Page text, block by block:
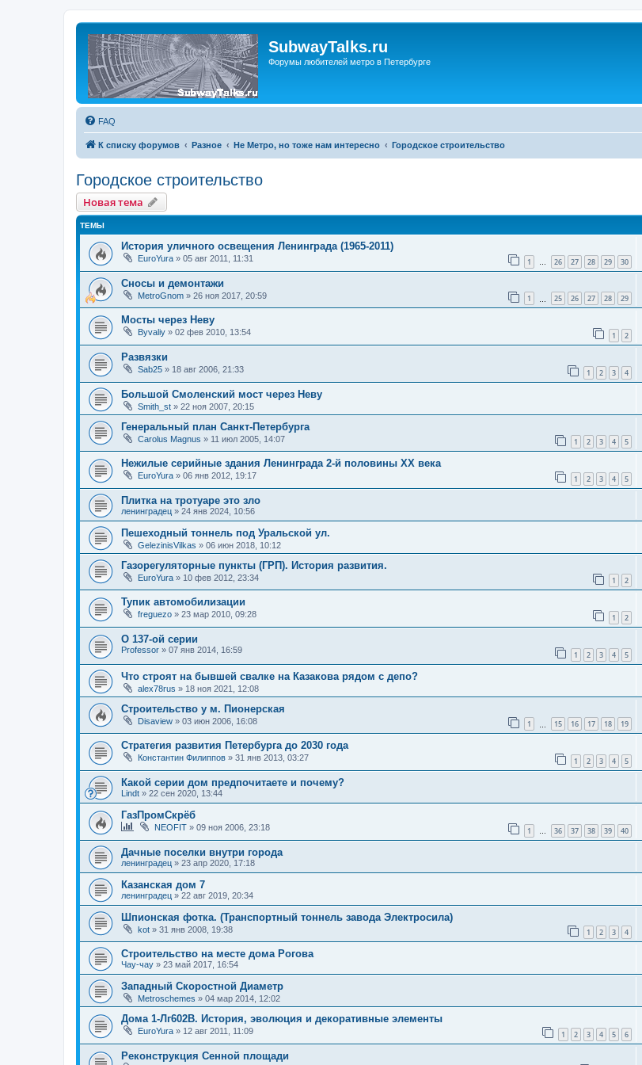
SubwayTalks.ru
Форумы любителей метро в Петербурге
FAQ
К списку форумов Разное Не Метро, но тоже нам интересно Городское строительство
Городское строительство
Новая тема
ТЕМЫ
История уличного освещения Ленинграда (1965-2011)
EuroYura » 05 авг 2011, 11:31 1 … 26 27 28 29 30
Сносы и демонтажи
MetroGnom » 26 ноя 2017, 20:59 1 25 26 27 28 29
Мосты через Неву
Byvaliy » 02 фев 2010, 13:54 1 2
Развязки
Sab25 » 18 авг 2006, 21:33 1 2 3 4
Большой Смоленский мост через Неву
Smith_st » 22 ноя 2007, 20:15
Генеральный план Санкт-Петербурга
Carolus Magnus » 11 июл 2005, 14:07 1 2 3 4 5
Нежилые серийные здания Ленинграда 2-й половины XX века
EuroYura » 06 янв 2012, 19:17 1 2 3 4 5
Плитка на тротуаре это зло
ленинградец » 24 янв 2024, 10:56
Пешеходный тоннель под Уральской ул.
GelezinisVilkas » 06 июн 2018, 10:12
Газорегуляторные пункты (ГРП). История развития.
EuroYura » 10 фев 2012, 23:34 1 2
Тупик автомобилизации
freguezo » 23 мар 2010, 09:28 1 2
О 137-ой серии
Professor » 07 янв 2014, 16:59 1 2 3 4 5
Что строят на бывшей свалке на Казакова рядом с депо?
alex78rus » 18 ноя 2021, 12:08
Строительство у м. Пионерская
Disaview » 03 июн 2006, 16:08 1 15 16 17 18 19
Стратегия развития Петербурга до 2030 года
Константин Филиппов » 31 янв 2013, 03:27 1 2 3 4 5
Какой серии дом предпочитаете и почему?
Lindt » 22 сен 2020, 13:44
ГазПромСкрёб
NEOFIT » 09 ноя 2006, 23:18 1 … 36 37 38 39 40
Дачные поселки внутри города
ленинградец » 23 апр 2020, 17:18
Казанская дом 7
ленинградец » 22 авг 2019, 20:34
Шпионская фотка. (Транспортный тоннель завода Электросила)
kot » 31 янв 2008, 19:38 1 2 3 4
Строительство на месте дома Рогова
Чау-чау » 23 май 2017, 16:54
Западный Скоростной Диаметр
Metroschemes » 04 мар 2014, 12:02
Дома 1-Лг602В. История, эволюция и декоративные элементы
EuroYura » 12 авг 2011, 11:09 1 2 3 4 5 6
Реконструкция Сенной площади